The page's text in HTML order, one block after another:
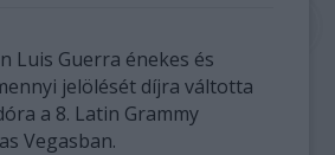
Luis Guerra énekes és
jelölését díjra váltotta
a 8. Latin Grammy
Vegasban.